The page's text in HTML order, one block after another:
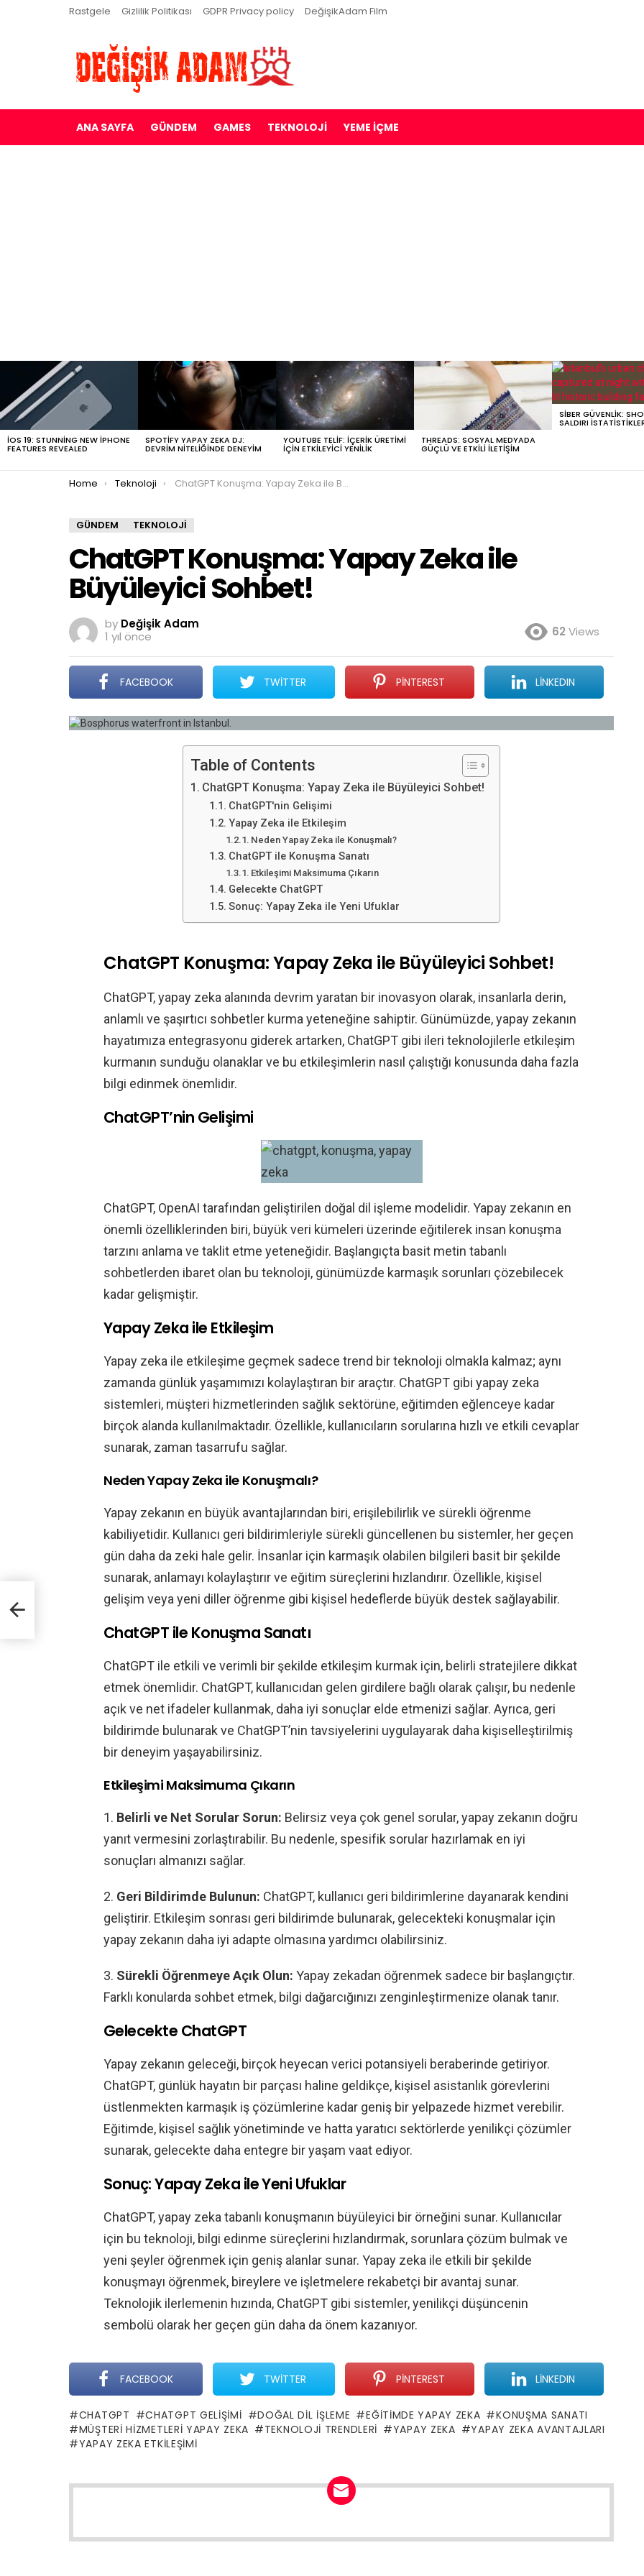
Rastgele Gizlilik Politikası GDPR Privacy policy DeğişikAdam Film
ANA SAYFA GÜNDEM GAMES TEKNOLOJI YEME İÇME
IOS 19: STUNNING NEW IPHONE
FEATURES REVEALED
SPOTIFY YAPAY ZEKA DJ:
DEVRIM NITELIĞINDE DENEYIM
YOUTUBE TELIF: İÇERIK ÜRETIMI
İÇIN ETKILEYICI YENILIK
THREADS: SOSYAL MEDYADA
GÜÇLÜ VE ETKILI İLETIŞIM
SIBER GÜVENLIK:
SALDIRI
You are here:
Home Teknoloji ChatGPT Konuşma: Yapay Zeka ile Büyüleyici Sohbet!
GÜNDEM TEKNOLOJI
ChatGPT Konuşma: Yapay Zeka ile
Büyüleyici Sohbet!
by Değişik Adam
1 yıl önce
62 Views
FACEBOOK TWITTER PINTEREST LINKEDIN
Table of Contents
ChatGPT Konuşma: Yapay Zeka ile Büyüleyici Sohbet!
ChatGPT'nin Gelişimi
Yapay Zeka ile Etkileşim
Neden Yapay Zeka ile Konuşmalı?
ChatGPT ile Konuşma Sanatı
Etkileşimi Maksimuma Çıkarın
Gelecekte ChatGPT
Sonuç: Yapay Zeka ile Yeni Ufuklar
ChatGPT Konuşma: Yapay Zeka ile Büyüleyici Sohbet!
ChatGPT, yapay zeka alanında devrim yaratan bir inovasyon olarak, insanlarla derin,
anlamlı ve şaşırtıcı sohbetler kurma yeteneğine sahiptir. Günümüzde, yapay zekanın
hayatımıza entegrasyonu giderek artarken, ChatGPT gibi ileri teknolojilerle etkileşim
kurmanın sunduğu olanaklar ve bu etkileşimlerin nasıl çalıştığı konusunda daha fazla
bilgi edinmek önemlidir.
ChatGPT’nin Gelişimi
ChatGPT, OpenAI tarafından geliştirilen doğal dil işleme modelidir. Yapay zekanın en
önemli özelliklerinden biri, büyük veri kümeleri üzerinde eğitilerek insan konuşma
tarzını anlama ve taklit etme yeteneğidir. Başlangıçta basit metin tabanlı
sohbetlerden ibaret olan bu teknoloji, günümüzde karmaşık sorunları çözebilecek
kadar gelişmiştir.
Yapay Zeka ile Etkileşim
Yapay zeka ile etkileşime geçmek sadece trend bir teknoloji olmakla kalmaz; aynı
zamanda günlük yaşamımızı kolaylaştıran bir araçtır. ChatGPT gibi yapay zeka
sistemleri, müşteri hizmetlerinden sağlık sektörüne, eğitimden eğlenceye kadar
birçok alanda kullanılmaktadır. Özellikle, kullanıcıların sorularına hızlı ve etkili cevaplar
sunarak, zaman tasarrufu sağlar.
Neden Yapay Zeka ile Konuşmalı?
Yapay zekanın en büyük avantajlarından biri, erişilebilirlik ve sürekli öğrenme
kabiliyetidir. Kullanıcı geri bildirimleriyle sürekli güncellenen bu sistemler, her geçen
gün daha da zeki hale gelir. İnsanlar için karmaşık olabilen bilgileri basit bir şekilde
sunarak, anlamayı kolaylaştırır ve eğitim süreçlerini hızlandırır. Özellikle, kişisel
gelişim veya yeni diller öğrenme gibi kişisel hedeflerde büyük destek sağlayabilir.
ChatGPT ile Konuşma Sanatı
ChatGPT ile etkili ve verimli bir şekilde etkileşim kurmak için, belirli stratejilere dikkat
etmek önemlidir. ChatGPT, kullanıcıdan gelen girdilere bağlı olarak çalışır, bu nedenle
açık ve net ifadeler kullanmak, daha iyi sonuçlar elde etmenizi sağlar. Ayrıca, geri
bildirimde bulunarak ve ChatGPT’nin tavsiyelerini uygulayarak daha kişiselleştirilmiş
bir deneyim yaşayabilirsiniz.
Etkileşimi Maksimuma Çıkarın
1. Belirli ve Net Sorular Sorun: Belirsiz veya çok genel sorular, yapay zekanın doğru
yanıt vermesini zorlaştırabilir. Bu nedenle, spesifik sorular hazırlamak en iyi
sonuçları almanızı sağlar.
2. Geri Bildirimde Bulunun: ChatGPT, kullanıcı geri bildirimlerine dayanarak kendini
geliştirir. Etkileşim sonrası geri bildirimde bulunarak, gelecekteki konuşmalar için
yapay zekanın daha iyi adapte olmasına yardımcı olabilirsiniz.
3. Sürekli Öğrenmeye Açık Olun: Yapay zekadan öğrenmek sadece bir başlangıçtır.
Farklı konularda sohbet etmek, bilgi dağarcığınızı zenginleştirmenize olanak tanır.
Gelecekte ChatGPT
Yapay zekanın geleceği, birçok heyecan verici potansiyeli beraberinde getiriyor.
ChatGPT, günlük hayatın bir parçası haline geldikçe, kişisel asistanlık görevlerini
üstlenmekten karmaşık iş çözümlerine kadar geniş bir yelpazede hizmet verebilir.
Eğitimde, kişisel sağlık yönetiminde ve hatta yaratıcı sektörlerde yenilikçi çözümler
sunarak, gelecekte daha entegre bir yaşam vaat ediyor.
Sonuç: Yapay Zeka ile Yeni Ufuklar
ChatGPT, yapay zeka tabanlı konuşmanın büyüleyici bir örneğini sunar. Kullanıcılar
için bu teknoloji, bilgi edinme süreçlerini hızlandırmak, sorunlara çözüm bulmak ve
yeni şeyler öğrenmek için geniş alanlar sunar. Yapay zeka ile etkili bir şekilde
konuşmayı öğrenmek, bireylere ve işletmelere rekabetçi bir avantaj sunar.
Teknolojik ilerlemenin hızında, ChatGPT gibi sistemler, yenilikçi düşüncenin
sembolü olarak her geçen gün daha da önem kazanıyor.
FACEBOOK TWITTER PINTEREST LINKEDIN
CHATGPT CHATGPT GELIŞIMI DOĞAL DIL IŞLEME EĞITIMDE YAPAY ZEKA
KONUŞMA SANATI
MÜŞTERI HIZMETLERI YAPAY ZEKA
TEKNOLOJI TRENDLERI YAPAY ZEKA
YAPAY ZEKA AVANTAJLARI
YAPAY ZEKA ETKILEŞIMI
NEWSLETTER